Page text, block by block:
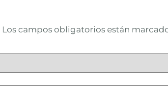
Los campos obligatorios están